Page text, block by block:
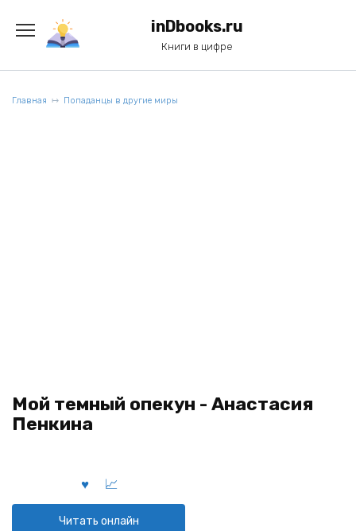
содержанию
inDbooks.ru
Книги в цифре
Главная Попаданцы в другие миры
Мой темный опекун - Анастасия
Пенкина
Читать онлайн